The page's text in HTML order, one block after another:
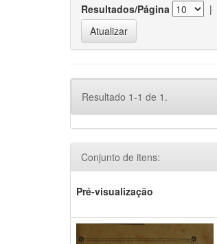
Resultados/Página |
Resultado 1-1 de 1.
Conjunto de itens:
Pré-visualização